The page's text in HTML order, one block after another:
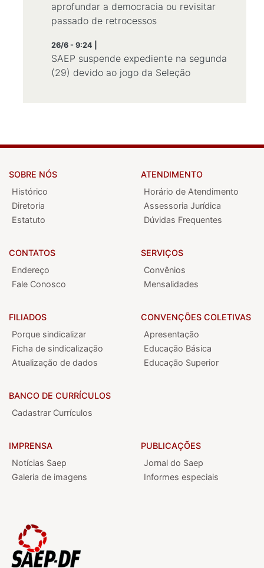
aprofundar a democracia ou revisitar
passado de retrocessos
26/6 - 9:24 |
SAEP suspende expediente na segunda
(29) devido ao jogo da Seleção
SOBRE NÓS
Histórico
Diretoria
Estatuto
CONTATOS
Endereço
Fale Conosco
ATENDIMENTO
Horário de Atendimento
Assessoria Jurídica
Dúvidas Frequentes
SERVIÇOS
Convênios
Mensalidades
FILIADOS
Porque sindicalizar
Ficha de sindicalização
Atualização de dados
BANCO DE CURRÍCULOS
Cadastrar Currículos
CONVENÇÕES COLETIVAS
Apresentação
Educação Básica
Educação Superior
IMPRENSA
Notícias Saep
Galeria de imagens
PUBLICAÇÕES
Jornal do Saep
Informes especiais